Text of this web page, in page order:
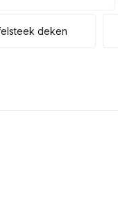
deken